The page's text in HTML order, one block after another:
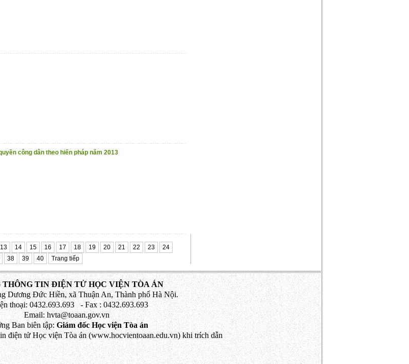
công dân theo hiến pháp năm 2013
13 14 15 16 17 18 19 20 21 22 23
24
38 39 40 Trang tiếp
THÔNG TIN ĐIỆN TỬ HỌC VIỆN TÒA ÁN
Dương Đức Hiền, xã Thuận An, Thành phố Hà Nội.
thoại: 0432.693.693 - Fax : 0432.693.693
Email: hvta@toaan.gov.vn
Ban biên tập:Giám đốc Học viện Tòa án
điện tử Học viện Tòa án (www.hocvientoaan.edu.vn) khi trích dẫn